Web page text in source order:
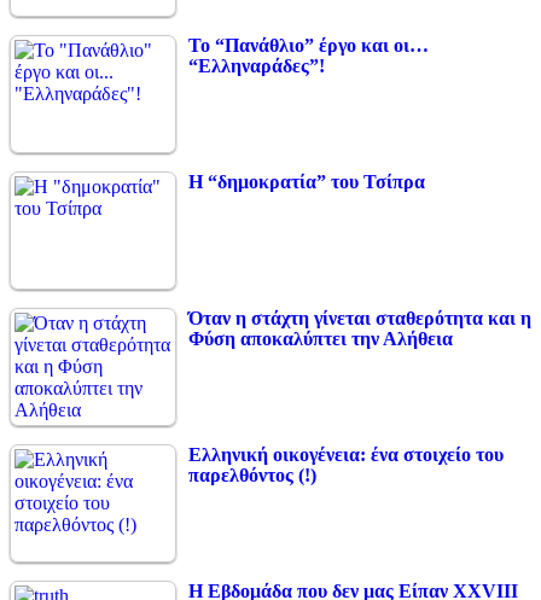
Το “Πανάθλιο” έργο και οι…
“Ελληναράδες”!
Η “δημοκρατία” του Τσίπρα
Όταν η στάχτη γίνεται σταθερότητα και η
Φύση αποκαλύπτει την Αλήθεια
Ελληνική οικογένεια: ένα στοιχείο του
παρελθόντος (!)
Η Εβδομάδα που δεν μας Είπαν XXVIII